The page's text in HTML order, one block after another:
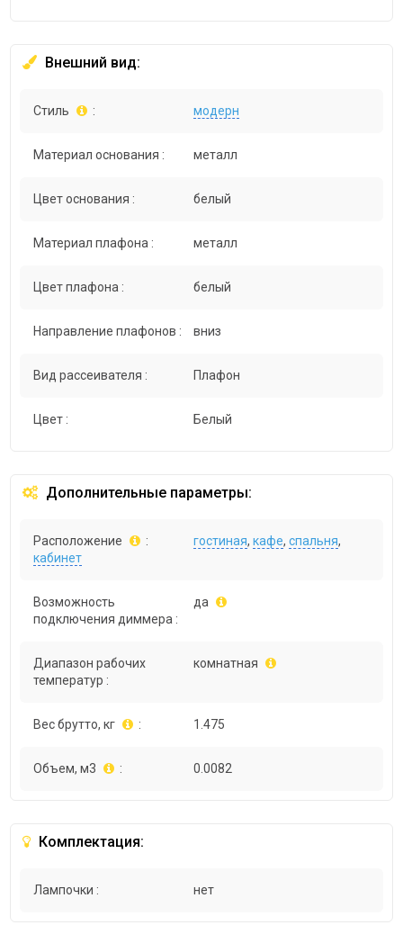
Внешний вид:
Стиль : модерн
Материал основания : металл
Цвет основания : белый
Материал плафона : металл
Цвет плафона : белый
Направление плафонов : вниз
Вид рассеивателя : Плафон
Цвет : Белый
Дополнительные параметры:
Расположение : гостиная,кафе,спальня,
кабинет
Возможность
подключения диммера :
да
Диапазон рабочих
температур :
комнатная
Вес брутто, кг : 1.475
Объем, м3 : 0.0082
Комплектация:
Лампочки : нет